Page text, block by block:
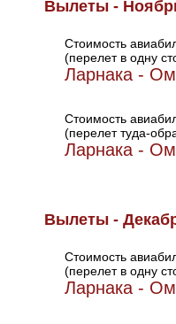
Вылеты -
Стоимость
(перелет в одну
Ларнака -
Стоимость
(перелет туда-
Ларнака -
Вылеты -
Стоимость
(перелет в одну
Ларнака -